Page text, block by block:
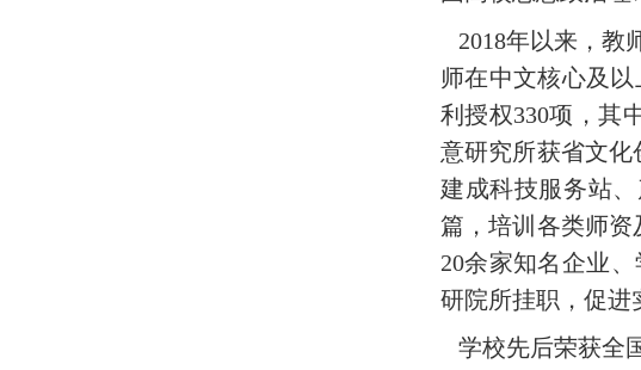
2018年以来，教
师在中文核心及
利授权330项，其
意研究所获省文化
建成科技服务站
篇，培训各类师资
20余家知名企业
研院所挂职，促进
学校先后荣获全